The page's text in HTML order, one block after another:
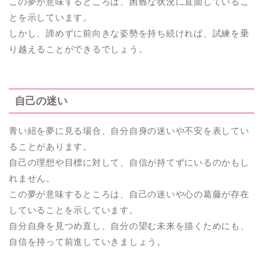
とを示しています。
しかし、諦めずに前向きな姿勢を持ち続ければ、試練を乗
り越えることができるでしょう。
自己の迷い
青い紐を夢に見る場合、自分自身の迷いや不安を表してい
ることがあります。
自己の理想や目標に対して、自信が持てずにいるのかもし
れません。
この夢が意味するところは、自己の迷いや心の葛藤が存在
していることを示しています。
自分自身を見つめ直し、自分の望む未来を描くためにも、
自信を持って前進していきましょう。